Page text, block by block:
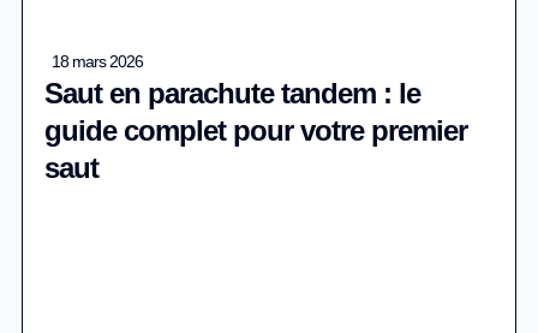
18 mars 2026
Saut en parachute tandem : le
guide complet pour votre premier
saut